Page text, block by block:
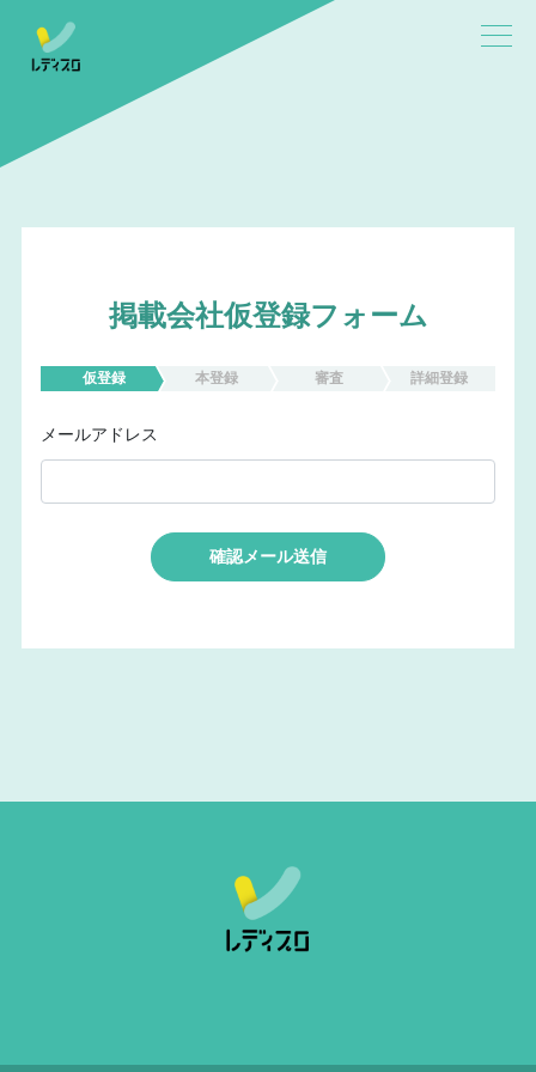
掲載会社仮登録フォーム
仮登録 本登録 審査 詳細登録
メールアドレス
確認メール送信